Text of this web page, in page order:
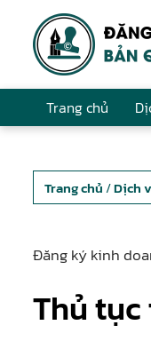
Trang chủ
Trang chủ /Dịch
Đăng ký kinh
Thủ